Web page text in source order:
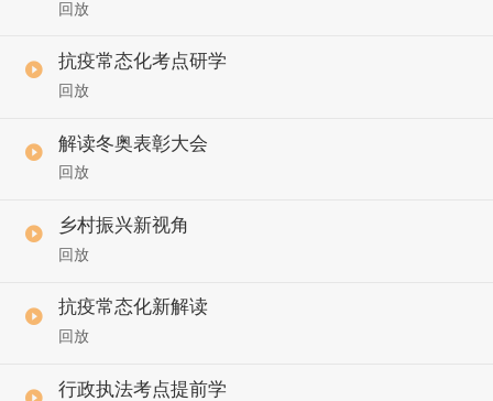
回放
抗疫常态化考点研学
回放
解读冬奥表彰大会
回放
乡村振兴新视角
回放
抗疫常态化新解读
回放
行政执法考点提前学